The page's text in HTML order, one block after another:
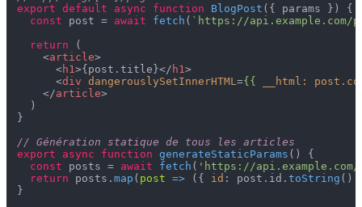
export default async function BlogPost ( { params } ) {
const post = await fetch ( `https://api.example.com/
return (
<article>
<h1 >{post.title}</ h1 >
<div dangerouslySetInnerHTML ={{ __html:
</article>
  )
}
// Génération statique de tous les articles
export
async function generateStaticParams ( ) {
const posts = await fetch ( 'https://
return posts. map ( post => ({ id : post. id . toString ()